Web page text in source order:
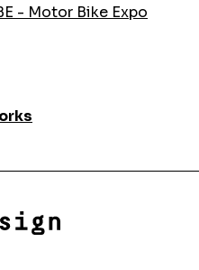
- Motor Bike Expo